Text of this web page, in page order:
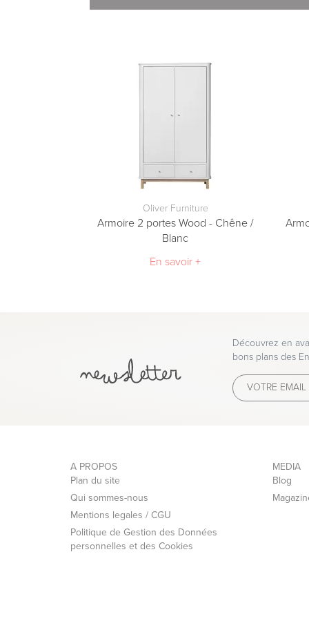
Nous avons choisi l'interface de paiement
Vous pouvez régler votre commande par:
- Virement bancaire
Oliver Furniture
Armoire 2 portes Wood - Chêne /
Blanc
En savoir +
Découvrez en
bons plans des
A PROPOS
Plan du site
Qui sommes-nous
Mentions legales / CGU
Politique de Gestion des Données
personnelles et des Cookies
MEDIA
Blog